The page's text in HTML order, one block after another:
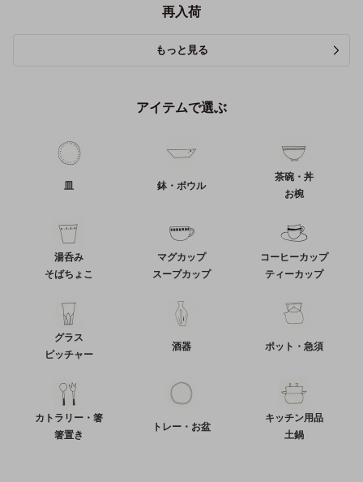
再入荷
もっと見る
アイテムで選ぶ
皿 鉢・ボウル
茶碗・丼
お椀
湯呑み
そばちょこ
マグカップ
スープカップ
コーヒーカップ
ティーカップ
グラス
ピッチャー
酒器 ポット・急須
カトラリー・箸
箸置き
トレー・お盆
キッチン用品
土鍋